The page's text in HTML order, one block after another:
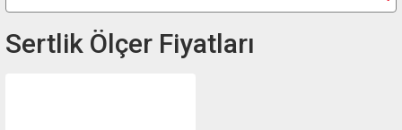
Sertlik Ölçer Fiyatları